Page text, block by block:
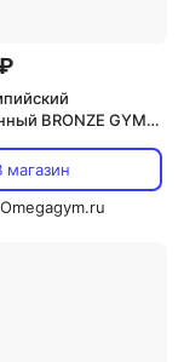
BRONZE GYM
магазин
Omegagym.ru